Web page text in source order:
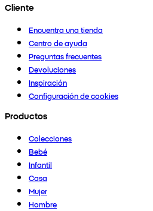
Cliente
Encuentra una tienda
Centro de ayuda
Preguntas frecuentes
Devoluciones
Inspiración
Configuración de cookies
Productos
Colecciones
Bebé
Infantil
Casa
Mujer
Hombre